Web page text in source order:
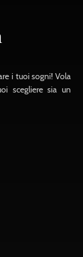
i tuoi sogni! Vola
scegliere sia un